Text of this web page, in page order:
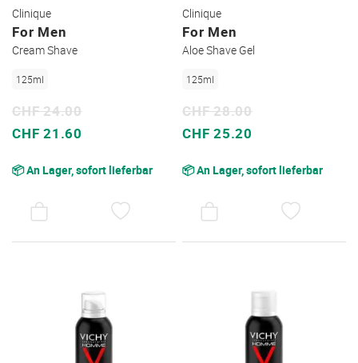
Clinique
For Men
Cream Shave
125ml
Sonderpreis
CHF 21.60
CHF 24.00
📦 An Lager, sofort lieferbar
Clinique
For Men
Aloe Shave Gel
125ml
Sonderpreis
CHF 25.20
CHF 28.00
📦 An Lager, sofort lieferbar